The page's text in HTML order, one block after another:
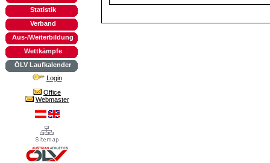
Statistik
Verband
Aus-/Weiterbildung
Wettkämpfe
ÖLV Laufkalender
Login
Office
Webmaster